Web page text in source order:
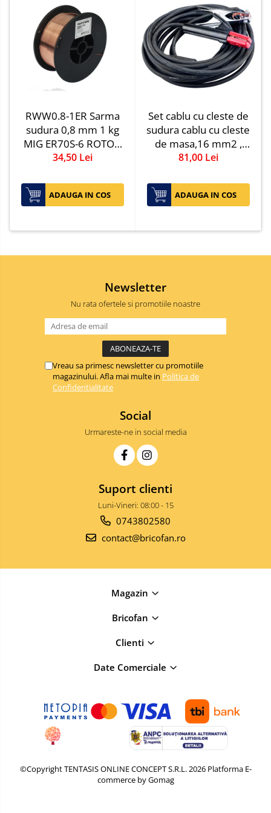
Zdrobitoare si teascuri
Teascuri
Zdrobitoare electrice
Zdrobitoare electrice & manuale
Zdrobitoare manuale
Articole antidaunatori gradina
Sere si solarii
Suflante si aspiratoare exterior
Unelte manuale de gradina -
Folie si plase pt plante
Pentru Casa si Camping
Aragaze, plite, piese butelii de
Accesorii aragaze & butelii
Pirostrii si accesorii pentru gatit
Plite & aragaze
Prelungitoare & cabluri electrice
Lumina de crestere pentru plante
Aparate de spalat cu presiune si
Aparate de spalat cu presiune
Instalatii sanitare
Articole si accesorii pentru baie
Baterii bucatarie
RWW0.8-1ER Sarma
sudura 0,8 mm 1 kg
MIG ER70S-6 ROTOR
din cupru
34,50 Lei
ADAUGA IN COS
Set cablu cu cleste de
sudura cablu cu cleste
de masa,16 mm2 ,
300A
81,00 Lei
ADAUGA IN COS
Newsletter
Nu rata ofertele si promotiile noastre
Vreau sa primesc newsletter cu promotiile
magazinului. Afla mai multe in Politica de
Confidentialitate
Social
Urmareste-ne in social media
Suport clienti
Luni-Vineri: 08:00 - 15
0743802580
contact@bricofan.ro
Magazin
Bricofan
Clienti
Date Comerciale
©Copyright TENTASIS ONLINE CONCEPT S.R.L. 2026 Platforma E-
commerce by Gomag